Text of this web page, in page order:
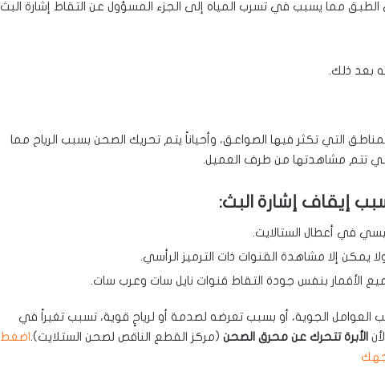
مما يسبب في تسرب المياه إلى الجزء المسؤول عن التقاط إشارة البث
بعد ذلك.
التي تكثر فيها الصواعق، وأحياناً يتم تحريك الصحن بسبب الرياح مما
تتم مشاهدتها من طرف العميل.
إيقاف إشارة البث:
في أعطال الستالايت.
يمكن إلا مشاهدة القنوات ذات الترميز الرأسي.
الأقمار بنفس جودة التقاط قنوات نايل سات وعرب سات.
الجوية، أو بسبب تعرضه لصدمة أو لرياحٍ قوية، تسبب تغيراً في
الأبرة تتحرك عن محرق الصحن (مركز القطع الناقص لصحن الستلايت). اضغط